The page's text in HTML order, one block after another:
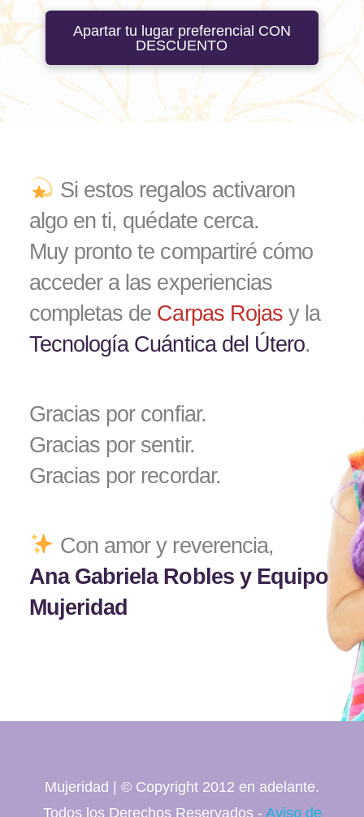
Apartar tu lugar preferencial CON
DESCUENTO
Si estos regalos activaron
algo en ti, quédate cerca.
Muy pronto te compartiré cómo
acceder a las experiencias
completas de Carpas Rojasy la
Tecnología Cuántica del Útero.
Gracias por confiar.
Gracias por sentir.
Gracias por recordar.
Con amor y reverencia,
Ana Gabriela Robles y Equipo
Mujeridad
Mujeridad | © Copyright 2012 en adelante.
Todos los Derechos Reservados - Aviso de